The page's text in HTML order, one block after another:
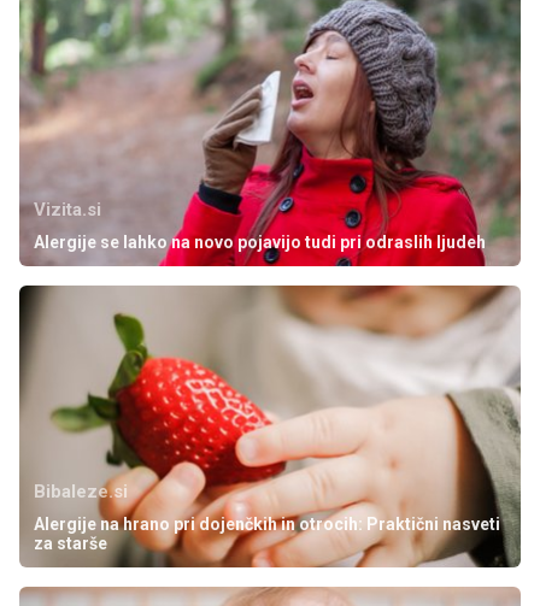
Vizita.si
Alergije se lahko na novo pojavijo tudi pri odraslih ljudeh
Bibaleze.si
Alergije na hrano pri dojenčkih in otrocih: Praktični nasveti
za starše